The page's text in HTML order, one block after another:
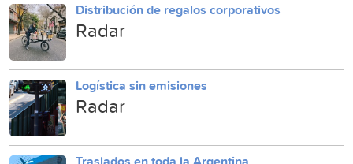
Distribución de regalos corporativos
Radar
Logística sin emisiones
Radar